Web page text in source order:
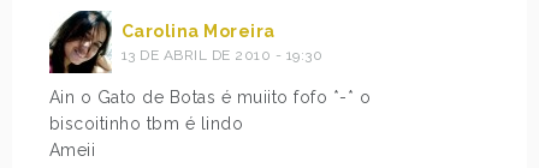
Carolina Moreira
13 DE ABRIL DE 2010 - 19:30
Ain o Gato de Botas é muiito fofo *-* o
biscoitinho tbm é lindo
Ameii